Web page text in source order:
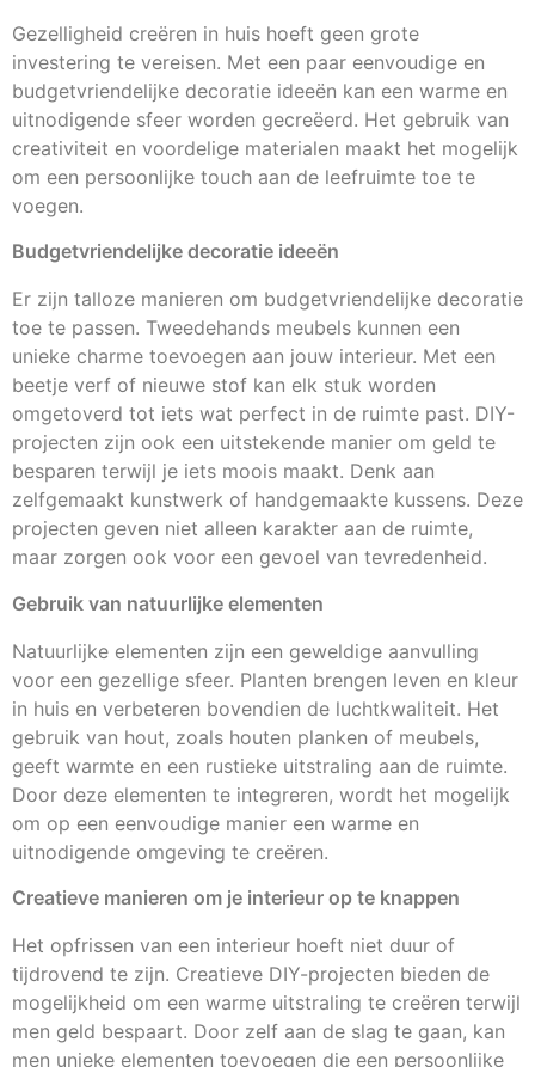
Gezelligheid creëren in huis hoeft geen grote
investering te vereisen. Met een paar eenvoudige en
budgetvriendelijke decoratie ideeën kan een warme en
uitnodigende sfeer worden gecreëerd. Het gebruik van
creativiteit en voordelige materialen maakt het mogelijk
om een persoonlijke touch aan de leefruimte toe te
voegen.
Budgetvriendelijke decoratie ideeën
Er zijn talloze manieren om budgetvriendelijke decoratie
toe te passen. Tweedehands meubels kunnen een
unieke charme toevoegen aan jouw interieur. Met een
beetje verf of nieuwe stof kan elk stuk worden
omgetoverd tot iets wat perfect in de ruimte past. DIY-
projecten zijn ook een uitstekende manier om geld te
besparen terwijl je iets moois maakt. Denk aan
zelfgemaakt kunstwerk of handgemaakte kussens. Deze
projecten geven niet alleen karakter aan de ruimte,
maar zorgen ook voor een gevoel van tevredenheid.
Gebruik van natuurlijke elementen
Natuurlijke elementen zijn een geweldige aanvulling
voor een gezellige sfeer. Planten brengen leven en kleur
in huis en verbeteren bovendien de luchtkwaliteit. Het
gebruik van hout, zoals houten planken of meubels,
geeft warmte en een rustieke uitstraling aan de ruimte.
Door deze elementen te integreren, wordt het mogelijk
om op een eenvoudige manier een warme en
uitnodigende omgeving te creëren.
Creatieve manieren om je interieur op te knappen
Het opfrissen van een interieur hoeft niet duur of
tijdrovend te zijn. Creatieve DIY-projecten bieden de
mogelijkheid om een warme uitstraling te creëren terwijl
men geld bespaart. Door zelf aan de slag te gaan, kan
men unieke elementen toevoegen die een persoonlijke